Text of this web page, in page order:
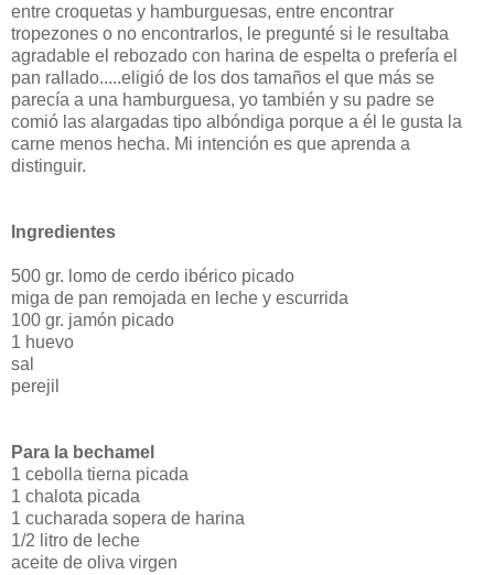
entre croquetas y hamburguesas, entre encontrar
tropezones o no encontrarlos, le pregunté si le resultaba
agradable el rebozado con harina de espelta o prefería el
pan rallado.....eligió de los dos tamaños el que más se
parecía a una hamburguesa, yo también y su padre se
comió las alargadas tipo albóndiga porque a él le gusta la
carne menos hecha. Mi intención es que aprenda a
distinguir.
Ingredientes
500 gr. lomo de cerdo ibérico picado
miga de pan remojada en leche y escurrida
100 gr. jamón picado
1 huevo
sal
perejil
Para la bechamel
1 cebolla tierna picada
1 chalota picada
1 cucharada sopera de harina
1/2 litro de leche
aceite de oliva virgen